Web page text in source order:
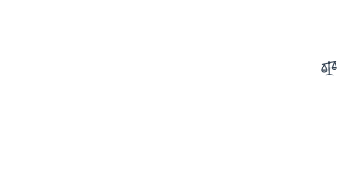
Zum